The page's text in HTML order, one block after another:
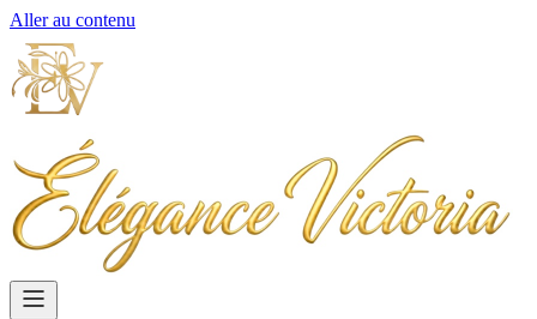
Aller au contenu